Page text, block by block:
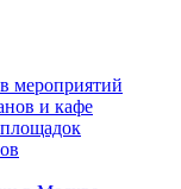
мероприятий
и кафе